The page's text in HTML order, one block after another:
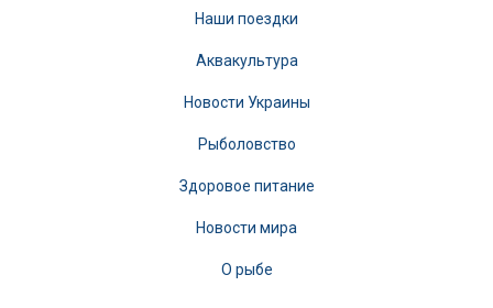
Наши поездки
Аквакультура
Новости Украины
Рыболовство
Здоровое питание
Новости мира
О рыбе